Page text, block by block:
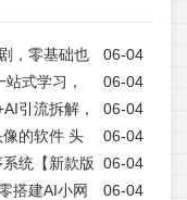
06-04
，零基础也
06-04
式学习，
06-04
引流拆解，
06-04
的软件 头
06-04
统【新款版
06-04
搭建AI小网